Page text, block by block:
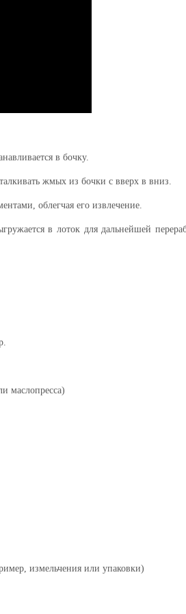
в бочку.
жмых из бочки с вверх в вниз.
облегчая его извлечение.
в лоток для дальнейшей
маслопресса)
измельчения или упаковки)